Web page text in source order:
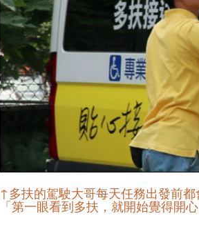
↑多扶的駕駛大哥每天任務出發前
「第一眼看到多扶，就開始覺得開